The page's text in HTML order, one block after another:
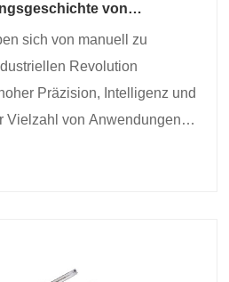
von
sich von manuell zu
Revolution
Präzision, Intelligenz und
Vielzahl von Anwendungen